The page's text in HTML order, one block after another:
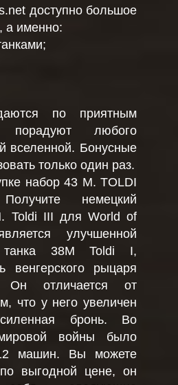
доступно большое
а именно:
по приятным
порадуют любого
вселенной. Бонусные
только один раз.
набор 43 M. TOLDI
немецкий
Toldi III для World of
улучшенной
танка 38М Toldi I,
венгерского рыцаря
отличается от
что у него увеличен
бронь. Во
войны было
машин. Вы можете
выгодной цене, он